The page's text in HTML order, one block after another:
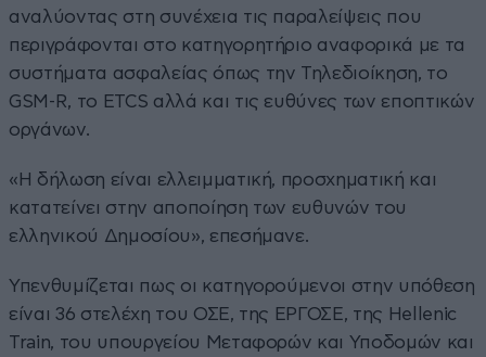
αναλύοντας στη συνέχεια τις παραλείψεις που
περιγράφονται στο κατηγορητήριο αναφορικά με τα
συστήματα ασφαλείας όπως την Τηλεδιοίκηση, το
GSM-R, το ETCS αλλά και τις ευθύνες των εποπτικών
οργάνων.
«Η δήλωση είναι ελλειμματική, προσχηματική και
κατατείνει στην αποποίηση των ευθυνών του
ελληνικού Δημοσίου», επεσήμανε.
Υπενθυμίζεται πως οι κατηγορούμενοι στην υπόθεση
είναι 36 στελέχη του ΟΣΕ, της ΕΡΓΟΣΕ, της Hellenic
Train, του υπουργείου Μεταφορών και Υποδομών και